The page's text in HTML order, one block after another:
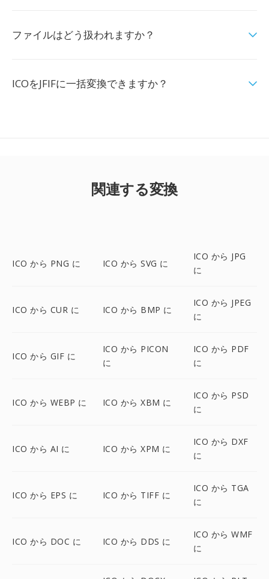
ファイルはどう扱われますか？
ICOをJFIFに一括変換できますか？
関連する変換
ICO から PNG に ICO から SVG に
ICO から JPG
に
ICO から CUR に ICO から BMP に
ICO から JPEG
に
ICO から GIF に
ICO から PICON
に
ICO から PDF
に
ICO から WEBP に ICO から XBM に
ICO から PSD
に
ICO から AI に ICO から XPM に
ICO から DXF
に
ICO から EPS に ICO から TIFF に
ICO から TGA
に
ICO から DOC に ICO から DDS に
ICO から WMF
に